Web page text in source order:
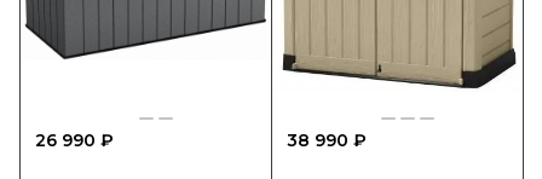
26 990 ₽ 38 990 ₽